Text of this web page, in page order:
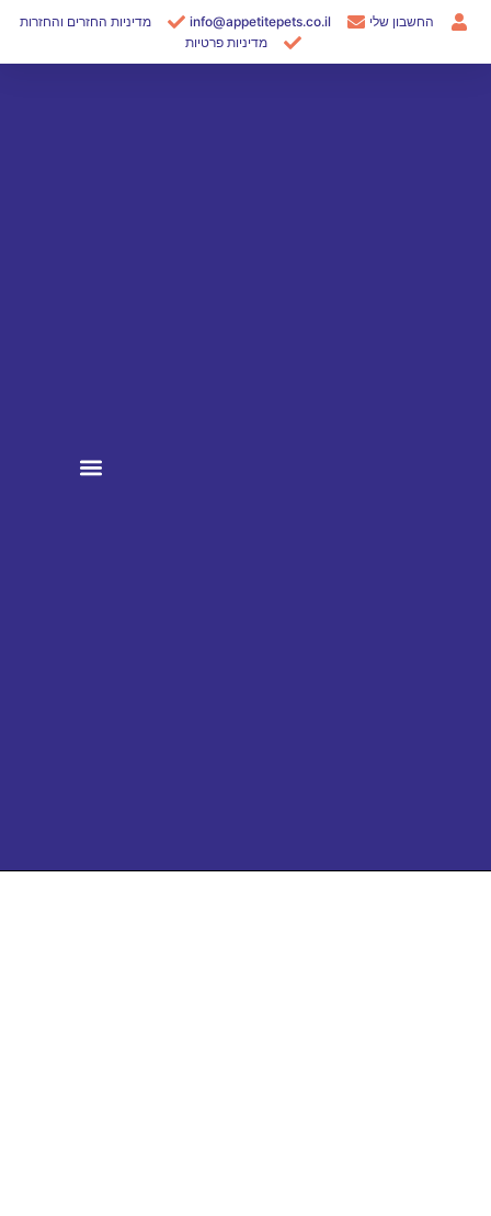
דילוג
החשבון שלי info@appetitepets.co.il
מדיניות החזרים והחזרות
מדיניות פרטיות